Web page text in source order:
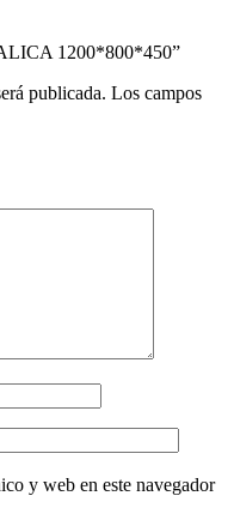
1200*800*450”
publicada. Los campos
y web en este navegador